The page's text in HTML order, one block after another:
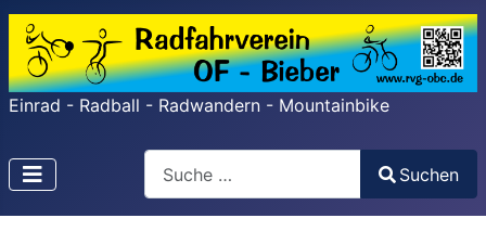
Einrad - Radball - Radwandern - Mountainbike
Search
Type 2 or more characters for results.
Suchen